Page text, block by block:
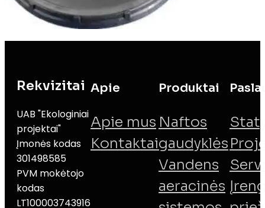
Rekvizitai
UAB "Ekologiniai
projektai"
Įmonės kodas
301498585
PVM mokėtojo
kodas
LT100003743916
Apie
Apie mus
Kontaktai
Produktai
Naftos
gaudyklės
Vandens
aeracinės